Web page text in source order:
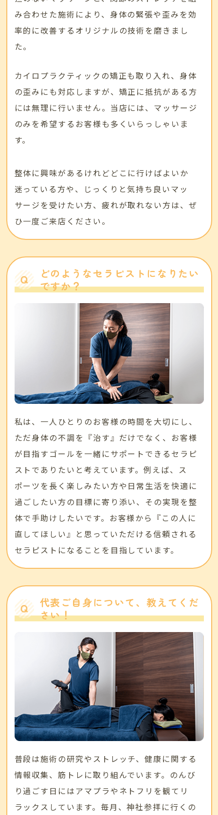
み合わせた施術により、身体の緊張や歪みを効
率的に改善するオリジナルの技術を磨きまし
た。
カイロプラクティックの矯正も取り入れ、身体
の歪みにも対応しますが、矯正に抵抗がある方
には無理に行いません。当店には、マッサージ
のみを希望するお客様も多くいらっしゃいま
す。
整体に興味があるけれどどこに行けばよいか
迷っている方や、じっくりと気持ち良いマッ
サージを受けたい方、疲れが取れない方は、ぜ
ひ一度ご来店ください。
どのようなセラピストになりたい
ですか？
私は、一人ひとりのお客様の時間を大切にし、
ただ身体の不調を『治す』だけでなく、お客様
が目指すゴールを一緒にサポートできるセラピ
ストでありたいと考えています。例えば、ス
ポーツを長く楽しみたい方や日常生活を快適に
過ごしたい方の目標に寄り添い、その実現を整
体で手助けしたいです。お客様から『この人に
直してほしい』と思っていただける信頼される
セラピストになることを目指しています。
代表ご自身について、教えてくだ
さい！
普段は施術の研究やストレッチ、健康に関する
情報収集、筋トレに取り組んでいます。のんび
り過ごす日にはアマプラやネトフリを観てリ
ラックスしています。毎月、神社参拝に行くの